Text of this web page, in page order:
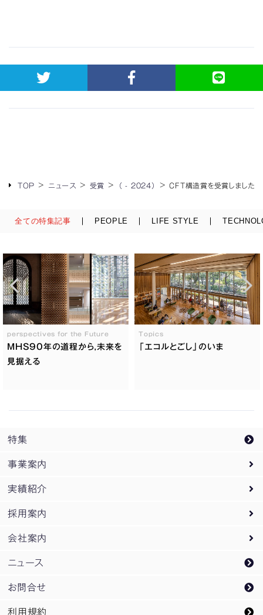
TOP ニュース 受賞 （ - 2024） CFT構造賞を受賞しました。
全ての特集記事 PEOPLE LIFE STYLE
perspectives for the Future
MHS90年の道程から,未来を
見据える
Topics
「エコルとごし」のいま
特集
事業案内
事業案内トップ
設計監理業務
PM/CM業務
企画開発業務
実績紹介
実績紹介トップ
オフィス・庁舎
教育・研究
スポーツ
空港・交通
採用案内
採用案内トップ
新卒採用
企業研究会ご案内
インターンシップ募集
会社案内
会社案内トップ
松田平田設計のDNA
概要
ニュース
お問合せ
利用規約